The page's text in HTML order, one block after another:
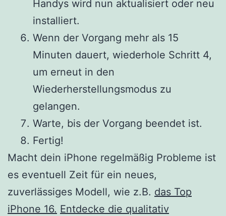
Handys wird nun aktualisiert oder neu
installiert.
Wenn der Vorgang mehr als 15
Minuten dauert, wiederhole Schritt 4,
um erneut in den
Wiederherstellungsmodus zu
gelangen.
Warte, bis der Vorgang beendet ist.
Fertig!
Macht dein iPhone regelmäßig Probleme ist
es eventuell Zeit für ein neues,
zuverlässiges Modell, wie z.B. das Top
iPhone 16. Entdecke die qualitativ